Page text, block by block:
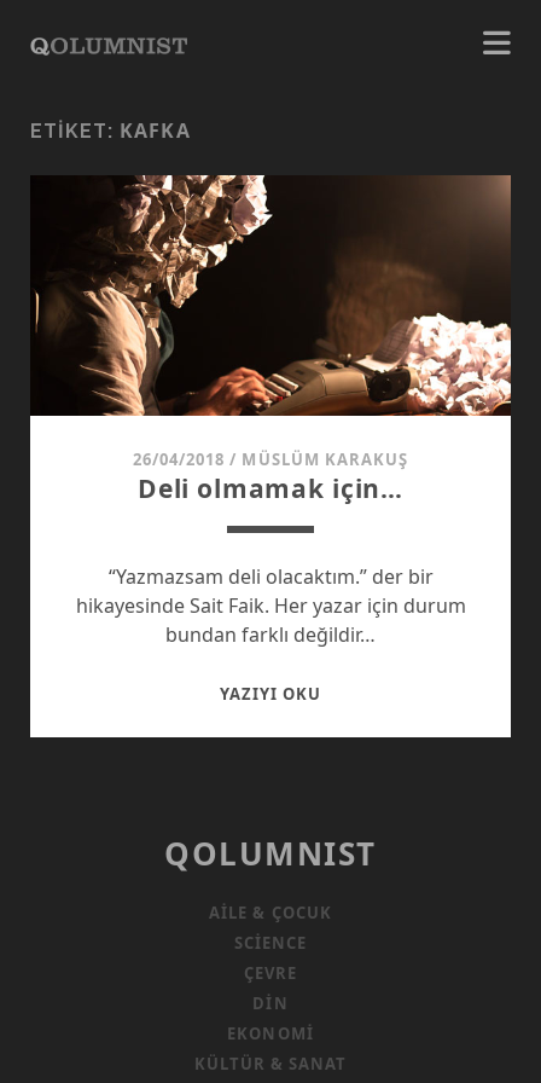
ETIKET: KAFKA
26/04/2018 / MÜSLÜM KARAKUŞ
Deli olmamak için…
“Yazmazsam deli olacaktım.” der bir
hikayesinde Sait Faik. Her yazar için durum
bundan farklı değildir…
YAZIYI OKU
QOLUMNIST
AILE & ÇOCUK
SCIENCE
ÇEVRE
DIN
EKONOMI
KÜLTÜR & SANAT